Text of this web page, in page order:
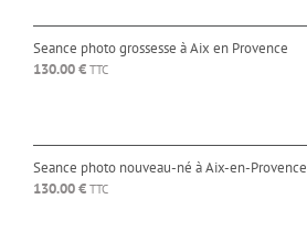
Seance photo grossesse à Aix en Provence
130.00€ TTC
Seance photo nouveau-né à Aix-en-Provence
130.00€ TTC